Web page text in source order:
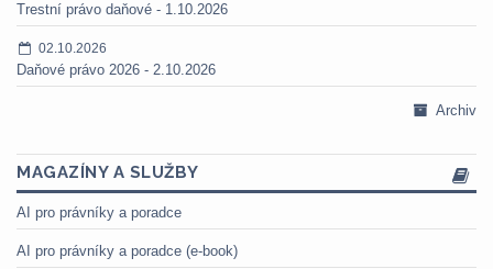
Trestní právo daňové - 1.10.2026
02.10.2026
Daňové právo 2026 - 2.10.2026
Archiv
MAGAZÍNY A SLUŽBY
AI pro právníky a poradce
AI pro právníky a poradce (e-book)